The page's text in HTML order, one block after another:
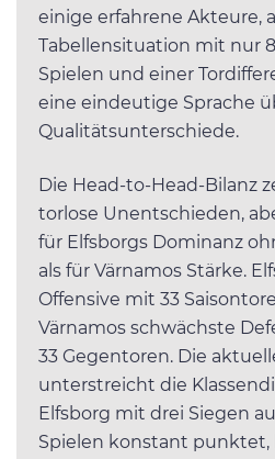
einige erfahrene Akteure,
Tabellensituation mit nur
Spielen und einer
eine eindeutige Sprache
Qualitätsunterschiede.
Die Head-to-Head-Bilanz
torlose Unentschieden,
für Elfsborgs Dominanz
als für Värnamos Stärke.
Offensive mit 33
Värnamos schwächste
33 Gegentoren. Die
unterstreicht die
Elfsborg mit drei Siegen
Spielen konstant punktet,